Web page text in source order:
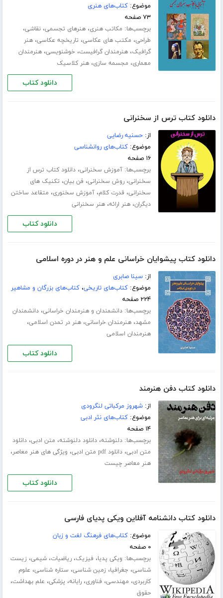
موضوع:کتاب‌های هنری
۷۳ صفحه
برچسب‌ها: مکاتب هنری،هنرهای تجسمی،نقاشی،
طراحی، مکتب های عکاسی، تاریخچه عکاسی،هنر
گرافیک،هنرمندان گرافیست، خوشنویسی،هنرمندان
معماری، مجسمه سازی،هنر کلاسیک
دانلود کتاب
دانلود کتاب ترس از سخنرانی
از:حسنیه رضایی
موضوع:کتاب‌های روانشناسی
۱۶ صفحه
برچسب‌ها:آموزش سخنرانی،دانلود کتاب ترس از
سخنرانی،روش سخنرانی، فن بیان، تکنیک های
سخنرانی، قدرت کلام،آموزش سخنوری، متقاعد ساختن
دیگران،هنر ارائه،هنر سخنرانی
دانلود کتاب
دانلود کتاب پیشوایان خراسانی علم و هنر در دوره اسلامی
از:سینا صابری
موضوع:کتاب‌های تاریخی،کتاب‌های بزرگان و مشاهیر
۲۲۴ صفحه
برچسب‌ها:دانشمندان و هنرمندان خراسانی،دانشمندان
مشهد،هنرمندان خراسانی،هنر در تمدن اسلامی،
هنرمندان اسلامی
دانلود کتاب
دانلود کتاب دفن هنرمند
از:شهروز مرکباتی لنگرودی
موضوع:کتاب‌های نثر ادبی
۱۴ صفحه
برچسب‌ها:دلنوشته،دانلود دلنوشته، متن ادبی،دانلود
متن ادبی،دانلود pdf متن ادبی ، ویژگی های هنر معاصر،
هنر معاصر چیست
دانلود کتاب
دانلود کتاب دانشنامه آفلاین ویکی پدیای فارسی
موضوع:کتاب‌های فرهنگ لغت و زبان
۰ صفحه
برچسب‌ها: ویکی پدیا، فیزیک،ریاضیات،شیمی، زیست
شناسی، جغرافیا، زمین شناسی، ستاره شناسی، علوم
کاربردی، مهندسی، فناوری،رایانه، پزشکی، علم بهداشت،
حقوق